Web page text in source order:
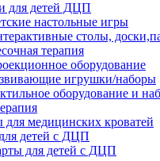
для детей ДЦП
настольные игры
столы,
терапия
оборудование
игрушки/наборы
оборудование и
для медицинских кроватей
детей с ДЦП
для детей с ДЦП